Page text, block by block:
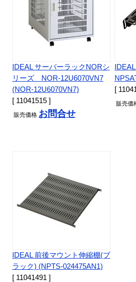
IDEAL サーバーラックNORシ
リーズ NOR-12U6070VN7
(NOR-12U6070VN7)
[ 11041515 ]
販売価格 お問合せ
[
販売価
IDEAL 前後マウント伸縮棚(ブ
ラック) (NPTS-024475AN1)
[ 11041491 ]